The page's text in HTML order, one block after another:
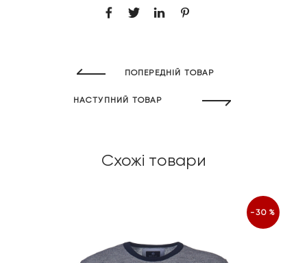
ПОПЕРЕДНІЙ ТОВАР
НАСТУПНИЙ ТОВАР
Схожі товари
-30%